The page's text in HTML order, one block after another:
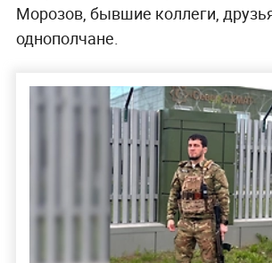
Морозов, бывшие коллеги,
однополчане.